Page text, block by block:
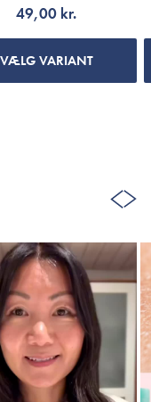
49,00 kr.
VÆLG VARIANT